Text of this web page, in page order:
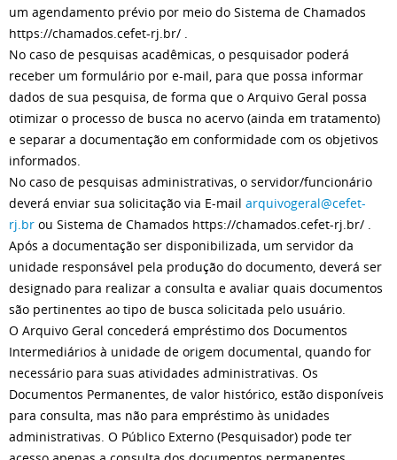
um agendamento prévio por meio do Sistema de Chamados
https://chamados.cefet-rj.br/ .
No caso de pesquisas acadêmicas, o pesquisador poderá
receber um formulário por e-mail, para que possa informar
dados de sua pesquisa, de forma que o Arquivo Geral possa
otimizar o processo de busca no acervo (ainda em tratamento)
e separar a documentação em conformidade com os objetivos
informados.
No caso de pesquisas administrativas, o servidor/funcionário
deverá enviar sua solicitação via E-mail arquivogeral@cefet-
rj.br ou Sistema de Chamados https://chamados.cefet-rj.br/ .
Após a documentação ser disponibilizada, um servidor da
unidade responsável pela produção do documento, deverá ser
designado para realizar a consulta e avaliar quais documentos
são pertinentes ao tipo de busca solicitada pelo usuário.
O Arquivo Geral concederá empréstimo dos Documentos
Intermediários à unidade de origem documental, quando for
necessário para suas atividades administrativas. Os
Documentos Permanentes, de valor histórico, estão disponíveis
para consulta, mas não para empréstimo às unidades
administrativas. O Público Externo (Pesquisador) pode ter